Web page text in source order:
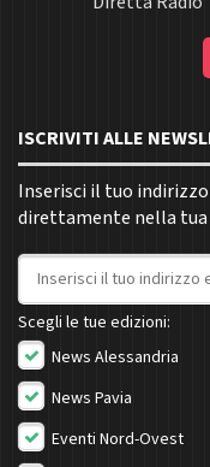
ISCRIVITI ALLE
Inserisci il tuo
direttamente nella
Indirizzo email
Scegli le tue edizioni:
News Alessandria
News Pavia
Eventi Nord-Ovest